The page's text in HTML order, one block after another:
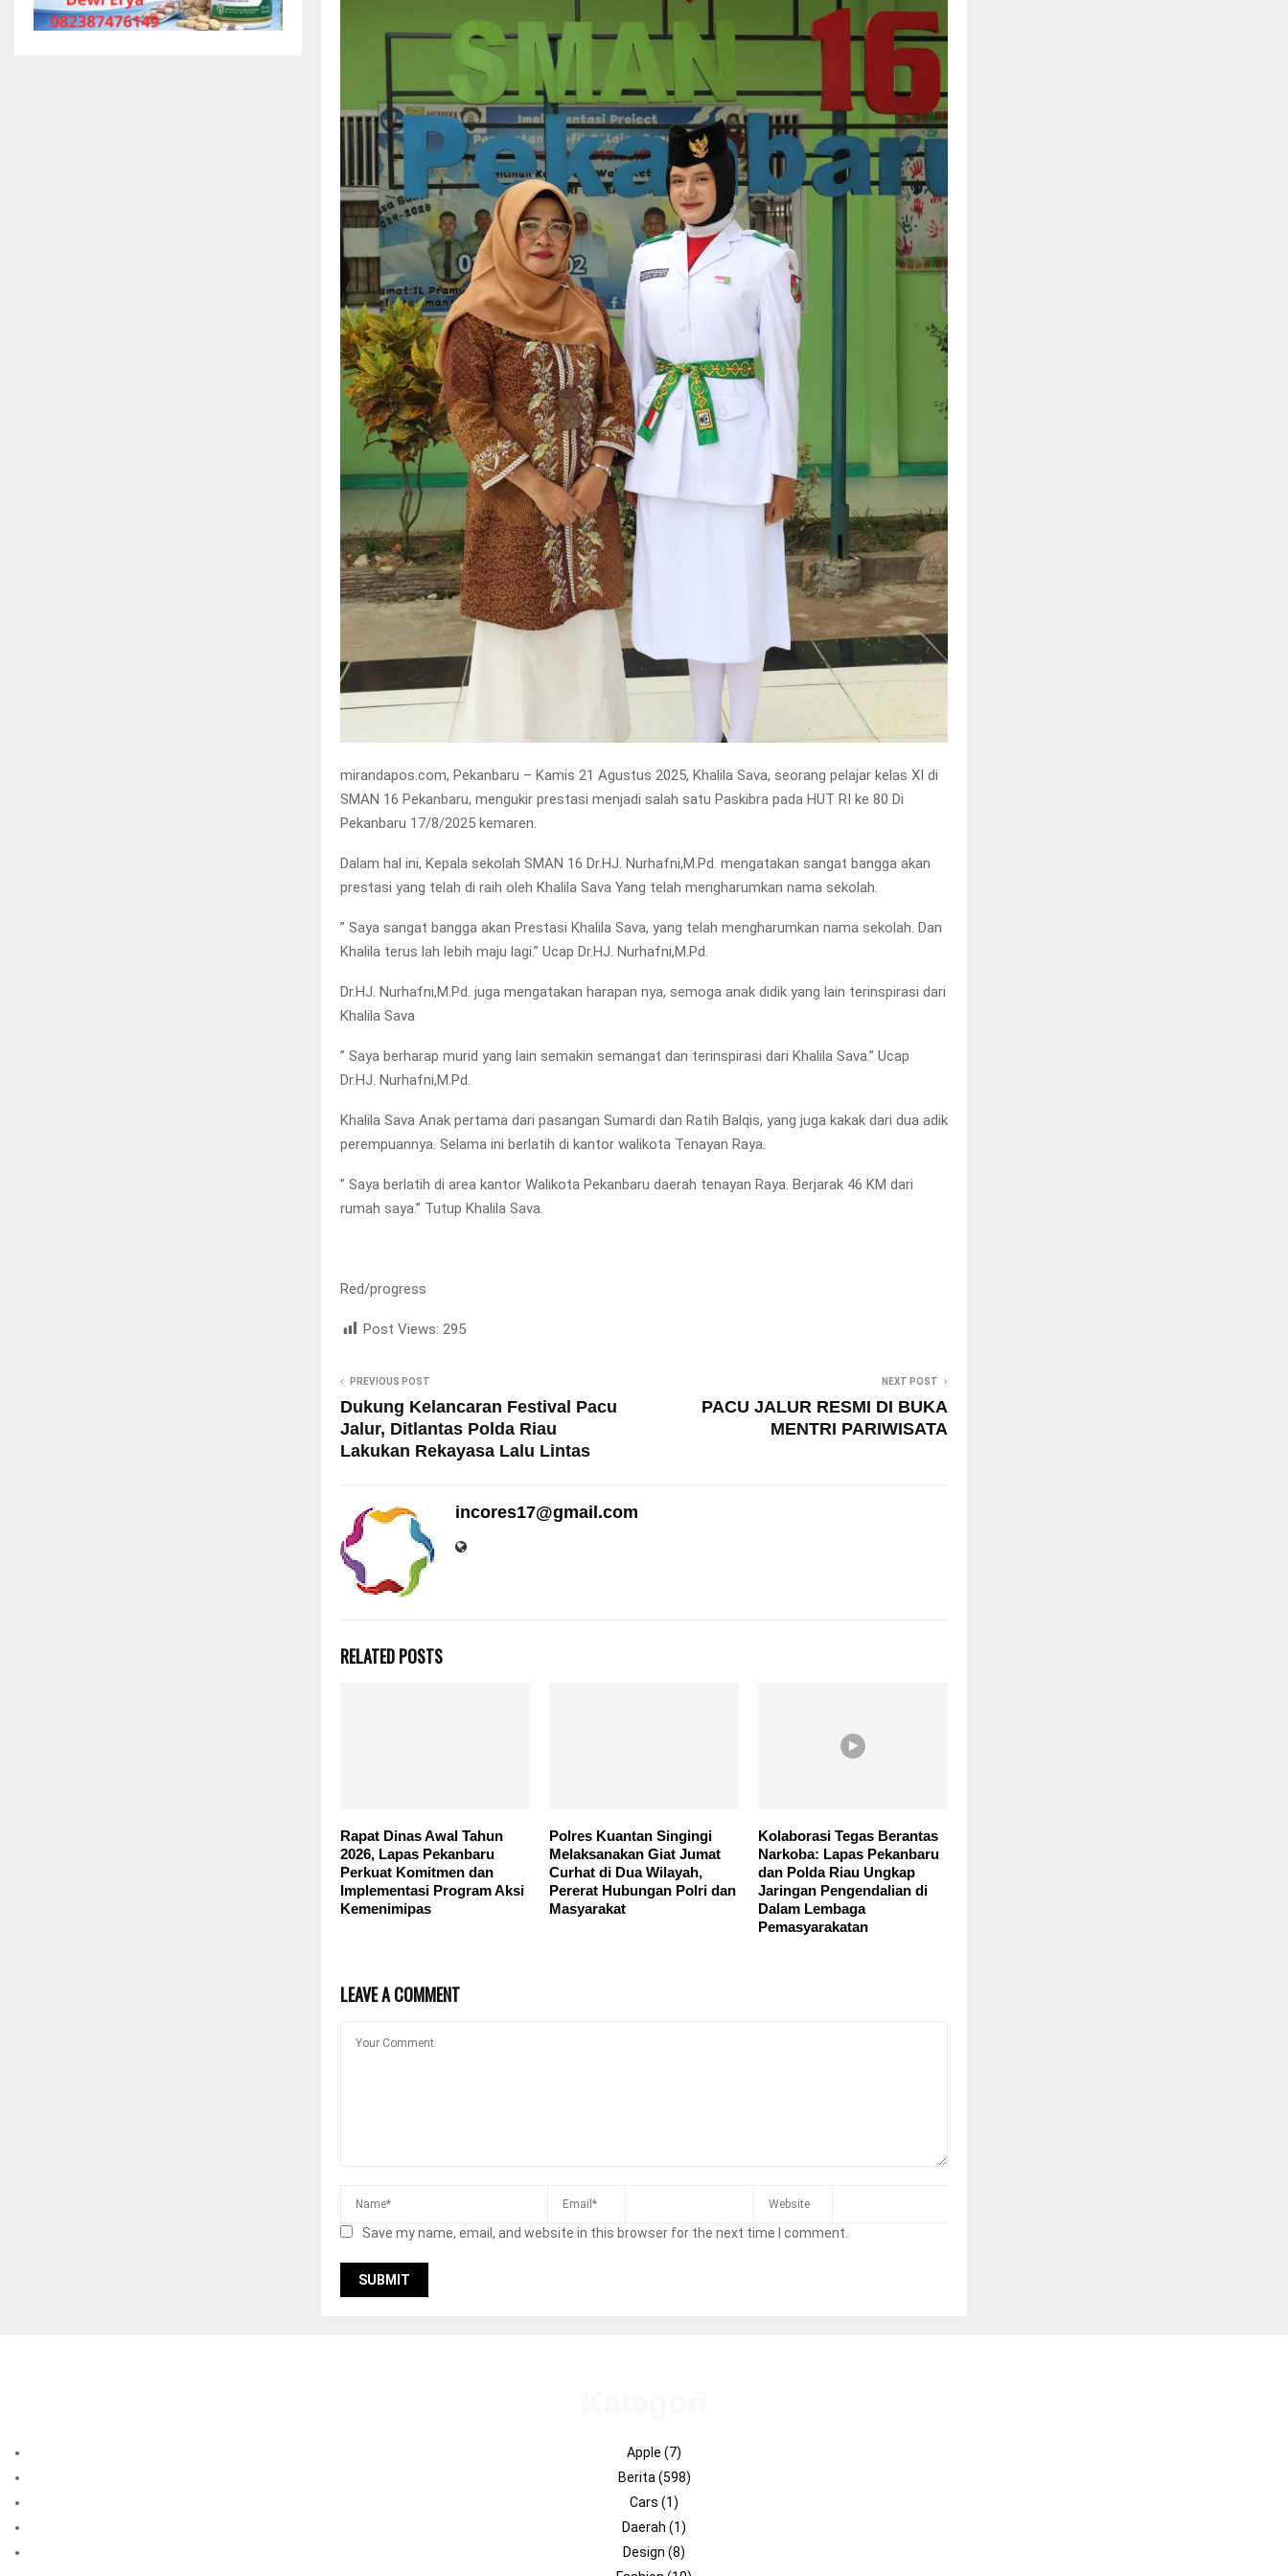
mirandapos.com, Pekanbaru – Kamis 21 Agustus 2025, Khalila Sava, seorang pelajar kelas XI di
SMAN 16 Pekanbaru, mengukir prestasi menjadi salah satu Paskibra pada HUT RI ke 80 Di
Pekanbaru 17/8/2025 kemaren.
Dalam hal ini, Kepala sekolah SMAN 16 Dr.HJ. Nurhafni,M.Pd. mengatakan sangat bangga akan
prestasi yang telah di raih oleh Khalila Sava Yang telah mengharumkan nama sekolah.
” Saya sangat bangga akan Prestasi Khalila Sava, yang telah mengharumkan nama sekolah. Dan
Khalila terus lah lebih maju lagi.” Ucap Dr.HJ. Nurhafni,M.Pd.
Dr.HJ. Nurhafni,M.Pd. juga mengatakan harapan nya, semoga anak didik yang lain terinspirasi dari
Khalila Sava
” Saya berharap murid yang lain semakin semangat dan terinspirasi dari Khalila Sava.” Ucap
Dr.HJ. Nurhafni,M.Pd.
Khalila Sava Anak pertama dari pasangan Sumardi dan Ratih Balqis, yang juga kakak dari dua adik
perempuannya. Selama ini berlatih di kantor walikota Tenayan Raya.
” Saya berlatih di area kantor Walikota Pekanbaru daerah tenayan Raya. Berjarak 46 KM dari
rumah saya.” Tutup Khalila Sava.
Red/progress
Post Views: 295
PREVIOUS POST
Dukung Kelancaran Festival Pacu
Jalur, Ditlantas Polda Riau
Lakukan Rekayasa Lalu Lintas
NEXT POST
PACU JALUR RESMI DI BUKA
MENTRI PARIWISATA
incores17@gmail.com
RELATED POSTS
Rapat Dinas Awal Tahun
2026, Lapas Pekanbaru
Perkuat Komitmen dan
Implementasi Program Aksi
Kemenimipas
Polres Kuantan Singingi
Melaksanakan Giat Jumat
Curhat di Dua Wilayah,
Pererat Hubungan Polri dan
Masyarakat
Kolaborasi Tegas Berantas
Narkoba: Lapas Pekanbaru
dan Polda Riau Ungkap
Jaringan Pengendalian di
Dalam Lembaga
Pemasyarakatan
LEAVE A COMMENT
Save my name, email, and website in this browser for the next time I comment.
Apple (7)
Berita(598)
Cars (1)
Daerah (1)
Design (8)